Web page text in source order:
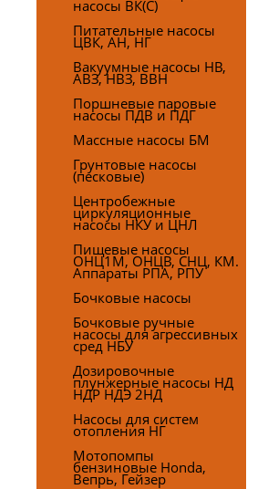
насосы ВК(С)
Питательные насосы
ЦВК, АН, НГ
Вакуумные насосы НВ,
АВЗ, НВЗ, ВВН
Поршневые паровые
насосы ПДВ и ПДГ
Массные насосы БМ
Грунтовые насосы
(песковые)
Центробежные
циркуляционные
насосы НКУ и ЦНЛ
Пищевые насосы
ОНЦ1М, ОНЦВ, СНЦ, КМ.
Аппараты РПА, РПУ
Бочковые насосы
Бочковые ручные
насосы для агрессивных
сред НБУ
Дозировочные
плунжерные насосы НД
НДР НДЭ 2НД
Насосы для систем
отопления НГ
Мотопомпы
бензиновые Honda,
Вепрь, Гейзер